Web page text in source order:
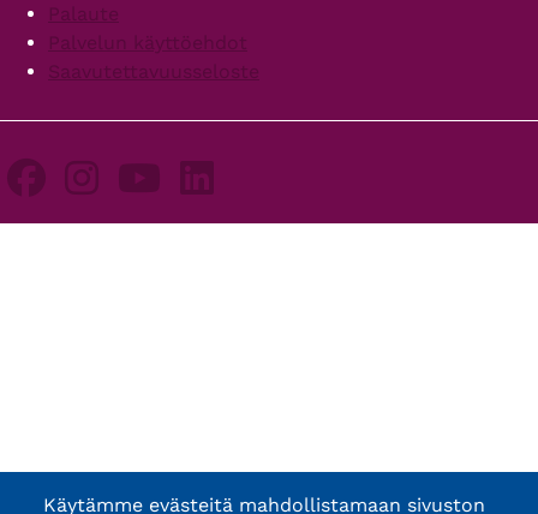
Palaute
Palvelun käyttöehdot
Saavutettavuusseloste
Käytämme evästeitä mahdollistamaan sivuston